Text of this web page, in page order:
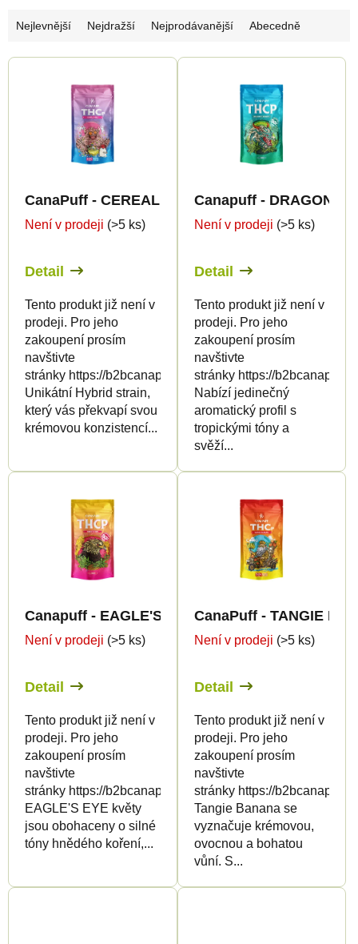
Ř
z
Nejlevnější Nejdražší Nejprodávanější Abecedně
V
CanaPuff - CEREAL MILK 50% - THCp Květy
Není v prodeji (>5 ks)
Detail
Tento produkt již není v
prodeji. Pro jeho
zakoupení prosím
navštivte
stránky https://b2bcanapuff.com/
Unikátní Hybrid strain,
který vás překvapí svou
krémovou konzistencí...
Canapuff - DRAGON'S
Není v prodeji (>5 ks)
Detail
Tento produkt již není v
prodeji. Pro jeho
zakoupení prosím
navštivte
stránky https://
Nabízí jedinečný
aromatický profil s
tropickými tóny a
svěží...
Canapuff - EAGLE'S EYE 50% - THCp Květy
Není v prodeji (>5 ks)
Detail
Tento produkt již není v
prodeji. Pro jeho
zakoupení prosím
navštivte
stránky https://b2bcanapuff.com/
EAGLE'S EYE květy
jsou obohaceny o silné
tóny hnědého koření,...
CanaPuff - TANGIE
Není v prodeji (>5 ks)
Detail
Tento produkt již není v
prodeji. Pro jeho
zakoupení prosím
navštivte
stránky https://
Tangie Banana se
vyznačuje krémovou,
ovocnou a bohatou
vůní. S...